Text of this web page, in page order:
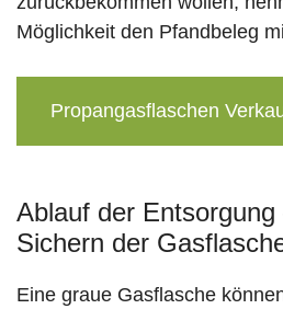
Möglichkeit den Pfandbeleg
Propangasflaschen
Ablauf der
Sichern der
Eine graue Gasflasche